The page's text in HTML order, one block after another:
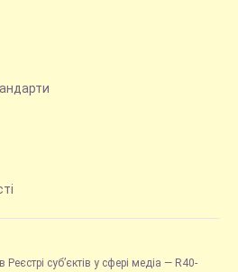
суб’єктів у сфері медіа — R40-